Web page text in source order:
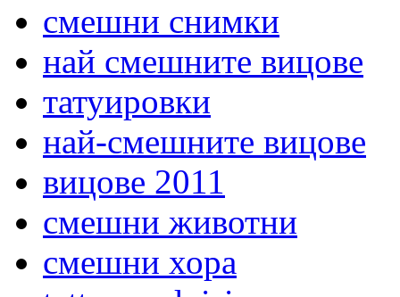
смешни снимки
най смешните вицове
татуировки
най-смешните вицове
вицове 2011
смешни животни
смешни хора